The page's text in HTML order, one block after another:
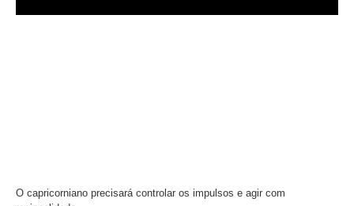
O capricorniano precisará controlar os impulsos e agir com